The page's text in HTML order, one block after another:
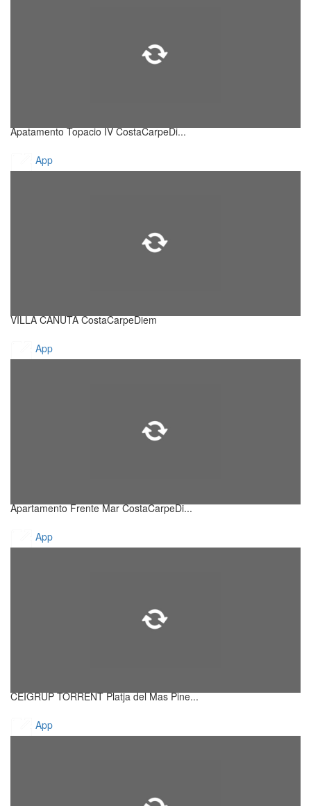
Apatamento Topacio IV CostaCarpeDi...
App
VILLA CANUTA CostaCarpeDiem
App
Apartamento Frente Mar CostaCarpeDi...
App
CEIGRUP TORRENT Platja del Mas Pine...
App